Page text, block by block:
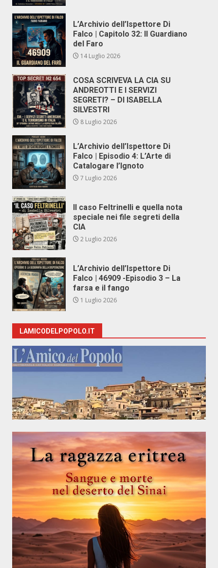
L’Archivio dell’Ispettore Di
Falco | Capitolo 32: Il Guardiano
del Faro
14 Luglio 2026
COSA SCRIVEVA LA CIA SU
ANDREOTTI E I SERVIZI
SEGRETI? – DI ISABELLA
SILVESTRI
8 Luglio 2026
L’Archivio dell’Ispettore Di
Falco | Episodio 4: L’Arte di
Catalogare l’Ignoto
7 Luglio 2026
Il caso Feltrinelli e quella nota
speciale nei file segreti della
CIA
2 Luglio 2026
L’Archivio dell’Ispettore Di
Falco | 46909 -Episodio 3 – La
farsa e il fango
1 Luglio 2026
LAMICODELPOPOLO.IT